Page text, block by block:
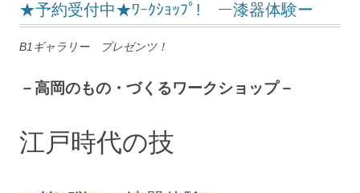
★予約受付中★ﾜｰｸｼｮｯﾌﾟ! ー漆器体験ー
B1ギャラリー プレゼンツ！
－高岡のもの・づくるワークショップ－
江戸時代の技